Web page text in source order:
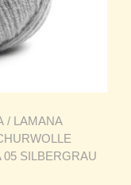
/ LAMANA
SILBERGRAU